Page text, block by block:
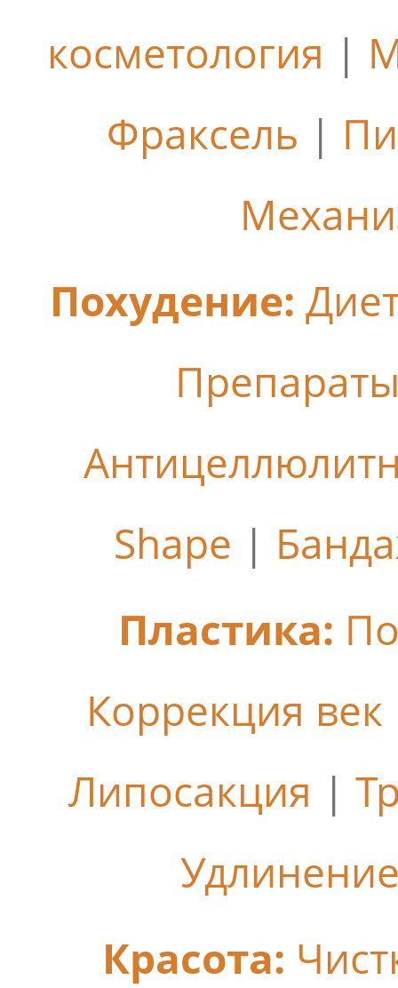
косметология |
Фраксель |
Похудение:
Shape |
Пластика:
Коррекция век
Липосакция |
Красота: